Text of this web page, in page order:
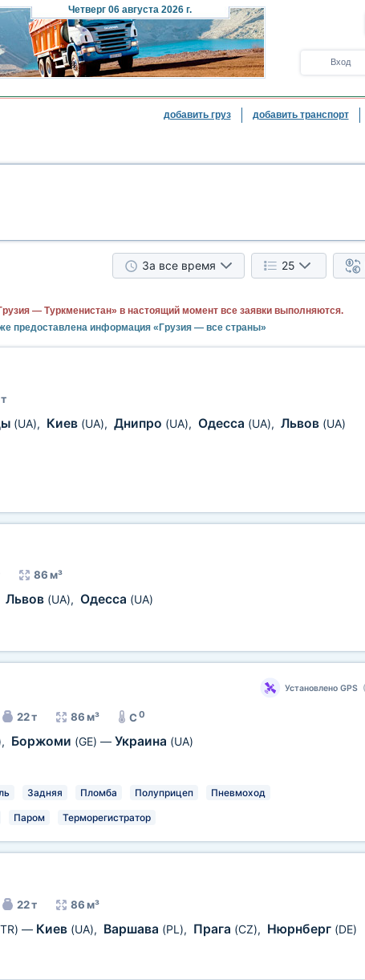
Четверг 06 августа 2026 г.
Вход
добавить груз добавить транспорт
За все время 25
— Туркменистан» в настоящий момент все заявки выполняются.
предоставлена информация «Грузия — все страны»
(UA), Киев (UA), Днипро (UA), Одесса (UA), Львов (UA)
86 м³
Львов (UA), Одесса (UA)
Установлено GPS
22 т 86 м³ C0
, Боржоми (GE) — Украина (UA)
Задняя Пломба Полуприцеп Пневмоход
Паром Терморегистратор
22 т 86 м³
— Киев (UA), Варшава (PL), Прага (CZ), Нюрнберг (DE)